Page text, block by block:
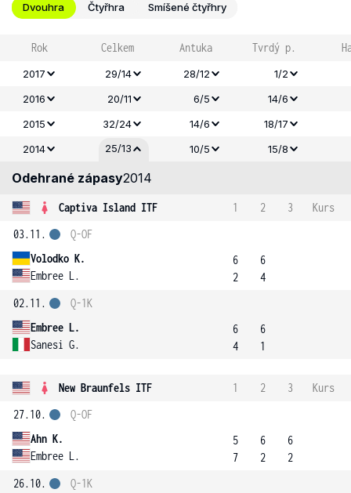
Dvouhra Čtyřhra Smíšené čtyřhry
Rok Celkem Antuka Tvrdý p.
2017 29/14 28/12
1/2
2016
20/11 6/5
14/6
2015
32/24 14/6
18/17
2014
25/13 10/5 15/8
Odehrané zápasy2014
Captiva Island ITF 1 2 3
Kurs
03.11.
Volodko K.
Embree L.
Q-OF
6
2
6
4
02.11.
Embree L.
Sanesi G.
Q-1K
6
4
6
1
New Braunfels ITF 1 2 3
Kurs
27.10.
Ahn K.
Embree L.
Q-OF
5
7
6
2
6
2
26.10.
Q-1K